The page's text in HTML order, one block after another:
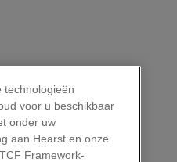
technologieën
voor u beschikbaar
onder uw
aan Hearst en onze
Framework-